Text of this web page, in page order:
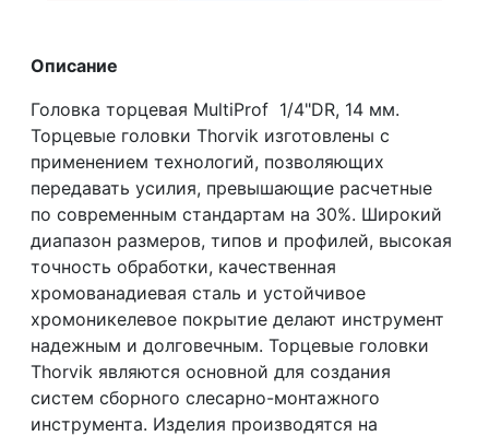
Описание
Головка торцевая MultiProf 1/4"DR, 14 мм.
Торцевые головки Thorvik изготовлены с
применением технологий, позволяющих
передавать усилия, превышающие расчетные
по современным стандартам на 30%. Широкий
диапазон размеров, типов и профилей, высокая
точность обработки, качественная
хромованадиевая сталь и устойчивое
хромоникелевое покрытие делают инструмент
надежным и долговечным. Торцевые головки
Thorvik являются основной для создания
систем сборного слесарно-монтажного
инструмента. Изделия производятся на